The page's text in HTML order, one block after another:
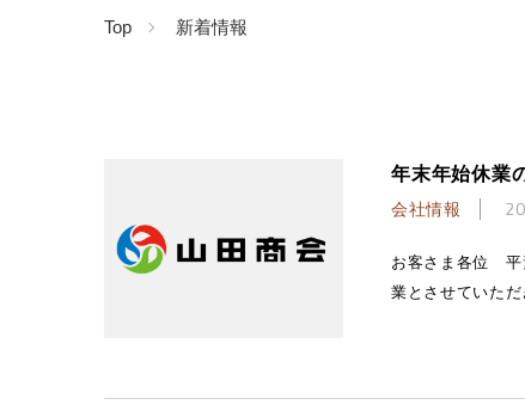
Top 新着情報
年末年始休業
会社情報
お客さま各位 平
業とさせていた